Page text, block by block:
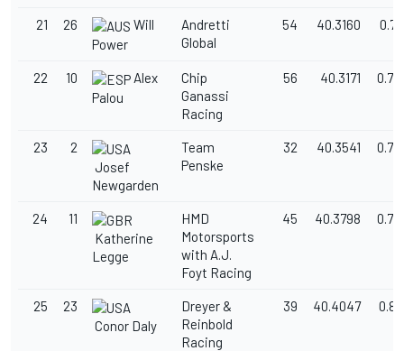
21 26
Will
Power
Andretti
Global
54 40.3160
22 10
Alex
Palou
Chip
Ganassi
Racing
56 40.3171
23
2
Josef
Newgarden
Team
Penske
32 40.3541
24
11
Katherine
Legge
HMD
Motorsports
with A.J.
Foyt Racing
45 40.3798
25
23
Conor Daly
Dreyer &
Reinbold
Racing
39 40.4047